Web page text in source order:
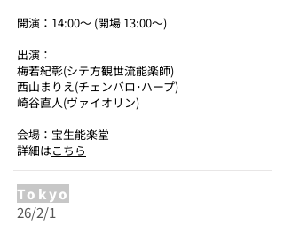
開演：14:00～ (開場 13:00～)
出演：
梅若紀彰(シテ方観世流能楽師)
西山まりえ(チェンバロ･ハープ)
崎谷直人(ヴァイオリン)
会場：宝生能楽堂
詳細はこちら
Tokyo
26/2/1